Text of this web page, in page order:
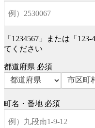
「1234567」または「
てください
都道府県 必須
町名・番地 必須